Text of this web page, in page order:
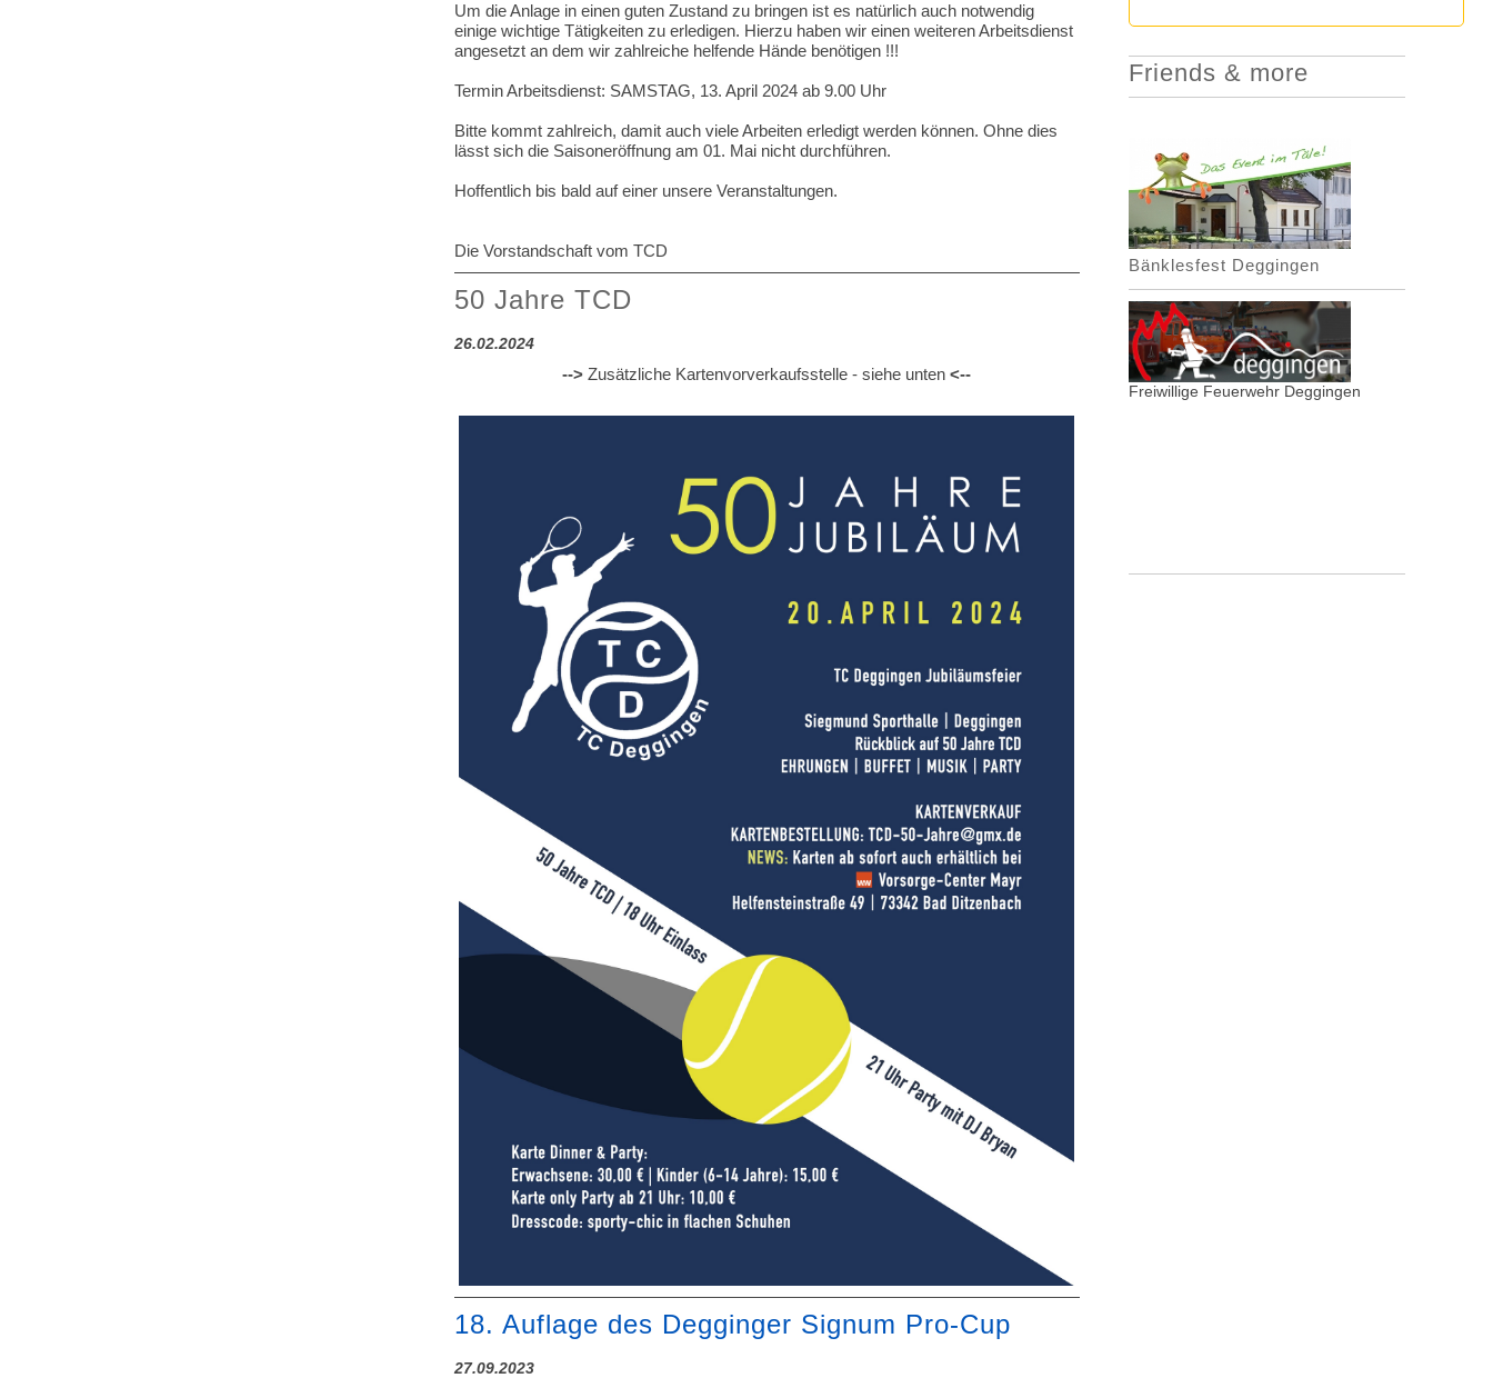
Um die Anlage in einen guten Zustand zu bringen ist es natürlich auch notwendig
einige wichtige Tätigkeiten zu erledigen. Hierzu haben wir einen weiteren Arbeitsdienst
angesetzt an dem wir zahlreiche helfende Hände benötigen !!!
Termin Arbeitsdienst: SAMSTAG, 13. April 2024 ab 9.00 Uhr
Bitte kommt zahlreich, damit auch viele Arbeiten erledigt werden können. Ohne dies
lässt sich die Saisoneröffnung am 01. Mai nicht durchführen.
Hoffentlich bis bald auf einer unsere Veranstaltungen.
Die Vorstandschaft vom TCD
50 Jahre TCD
26.02.2024
--> Zusätzliche Kartenvorverkaufsstelle - siehe unten<--
18. Auflage des Degginger Signum Pro-Cup
27.09.2023
Friends & more
Bänklesfest Deggingen
Freiwillige Feuerwehr Deggingen